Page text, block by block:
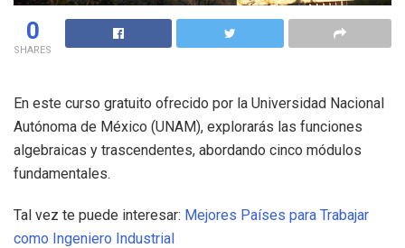
0
SHARES
En este curso gratuito ofrecido por la Universidad Nacional
Autónoma de México (UNAM), explorarás las funciones
algebraicas y trascendentes, abordando cinco módulos
fundamentales.
Tal vez te puede interesar: Mejores Países para Trabajar
como Ingeniero Industrial